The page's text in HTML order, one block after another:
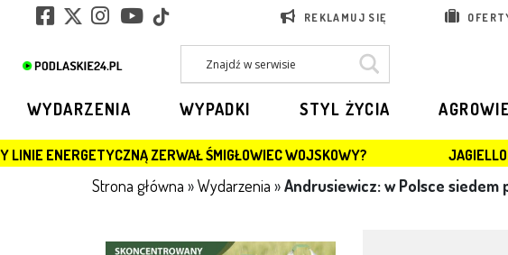
REKLAMUJ SIĘ
WYDARZENIA WYPADKI STYL ŻYCIA
ZERWAŁ ŚMIGŁOWIEC WOJSKOWY? JAGIELLONIA BIAŁYSTOK
Strona główna »Wydarzenia »Andrusiewicz: w Polsce